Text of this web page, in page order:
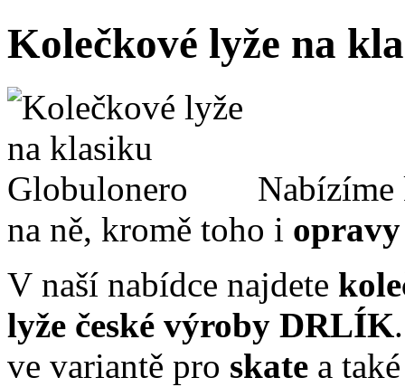
Kolečkové lyže na
na ně, kromě toho i
V naší nabídce najdete
lyže české výroby DRLÍK
ve variantě pro skate a